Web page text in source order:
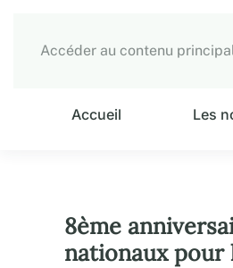
Accéder au contenu
Accueil Les
8ème
nationaux pour